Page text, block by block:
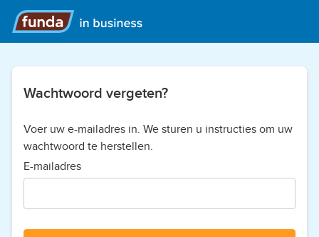
Wachtwoord vergeten?
Voer uw e-mailadres in. We sturen u instructies om uw
wachtwoord te herstellen.
E-mailadres